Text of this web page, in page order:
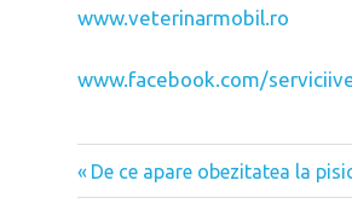
www.veterinarmobil.ro
www.facebook.com/
Post
Previous
Post:
De ce apare obezitatea la